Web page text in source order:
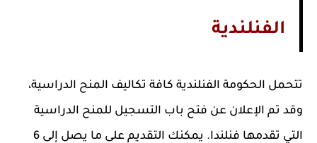
الفنلندية
تتحمل الحكومة الفنلندية كافة تكاليف المنح الدراسية،
وقد تم الإعلان عن فتح باب التسجيل للمنح الدراسية
التي تقدمها فنلندا. يمكنك التقديم على ما يصل إلى 6